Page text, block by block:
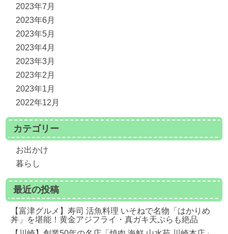
2023年7月
2023年6月
2023年5月
2023年4月
2023年3月
2023年2月
2023年1月
2022年12月
カテゴリー
お出かけ
暮らし
最近の投稿
【富津グルメ】寿司 活魚料理 いそねで名物「はかりめ
丼」を堪能！黄金アジフライ・真ガキ天ぷらも絶品